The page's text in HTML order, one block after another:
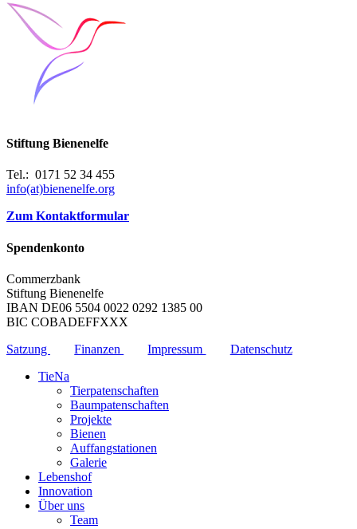
Stiftung Bienenelfe
Tel.: 0171 52 34 455
info(at)bienenelfe.org
Zum Kontaktformular
Spendenkonto
Commerzbank
Stiftung Bienenelfe
IBAN DE06 5504 0022 0292 1385 00
BIC COBADEFFXXX
Satzung
Finanzen Impressum
Datenschutz
TieNa
Tierpatenschaften
Baumpatenschaften
Projekte
Bienen
Auffangstationen
Galerie
Lebenshof
Innovation
Über uns
Team